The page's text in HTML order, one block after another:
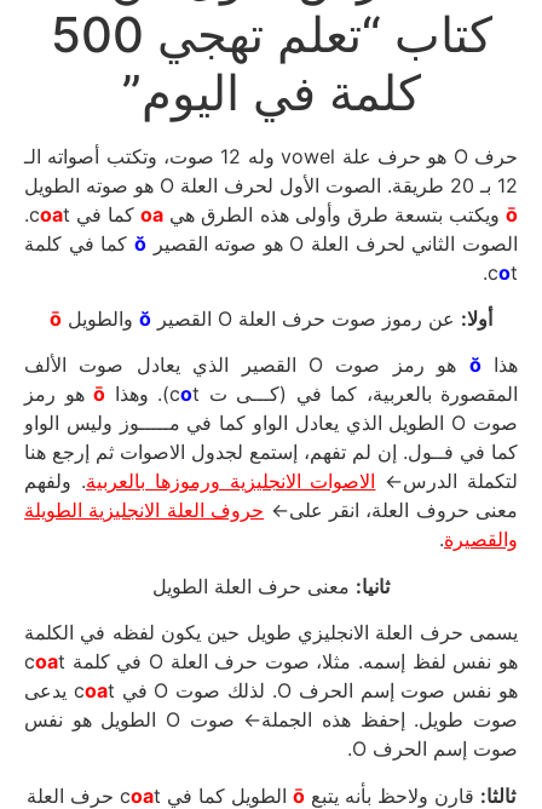
كتاب “تعلم تهجي 500
كلمة في اليوم”
حرف O هو حرف علة vowel وله 12 صوت، وتكتب أصواته الـ
12 بـ 20 طريقة. الصوت الأول لحرف العلة O هو صوته الطويل
ōويكتب بتسعة طرق وأولى هذه الطرق هي oaكما في c oa
t.
الصوت الثاني لحرف العلة O هو صوته القصير
ŏ كما في كلمة
cot.
أولا: عن رموز صوت حرف العلة O القصير ŏ والطويل ō
هذاŏ
هو رمز صوت O القصير الذي يعادل صوت الألف
المقصورة بالعربية، كما في (كـــى ت c
ot). وهذا ō هو رمز
صوت O الطويل الذي يعادل الواو كما في مـــــوز وليس الواو
كما في فــول. إن لم تفهم، إستمع لجدول الاصوات ثم إرجع هنا
لتكملة الدرس← الاصوات الانجليزية ورموزها بالعربية. ولفهم
معنى حروف العلة، انقر على← حروف العلة الانجليزية الطويلة
والقصيرة.
ثانيا: معنى حرف العلة الطويل
يسمى حرف العلة الانجليزي طويل حين يكون لفظه في الكلمة
هو نفس لفظ إسمه. مثلا، صوت حرف العلة O في كلمة c
oat
هو نفس صوت إسم الحرف O. لذلك صوت O في c
oa
t يدعى
صوت طويل. إحفظ هذه الجملة← صوت O الطويل هو نفس
صوت إسم الحرف O.
ثالثا: قارن ولاحظ بأنه يتبع ō الطويل كما في c oa
t حرف العلة